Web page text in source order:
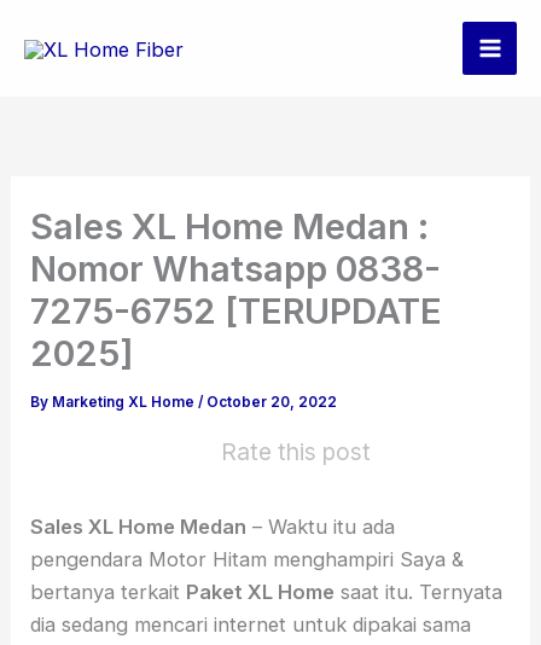
Sales XL Home Medan :
Nomor Whatsapp 0838-
7275-6752 [TERUPDATE
2025]
By Marketing XL Home/ October 20, 2022
Rate this post
Sales XL Home Medan – Waktu itu ada
pengendara Motor Hitam menghampiri Saya &
bertanya terkait Paket XL Home saat itu. Ternyata
dia sedang mencari internet untuk dipakai sama